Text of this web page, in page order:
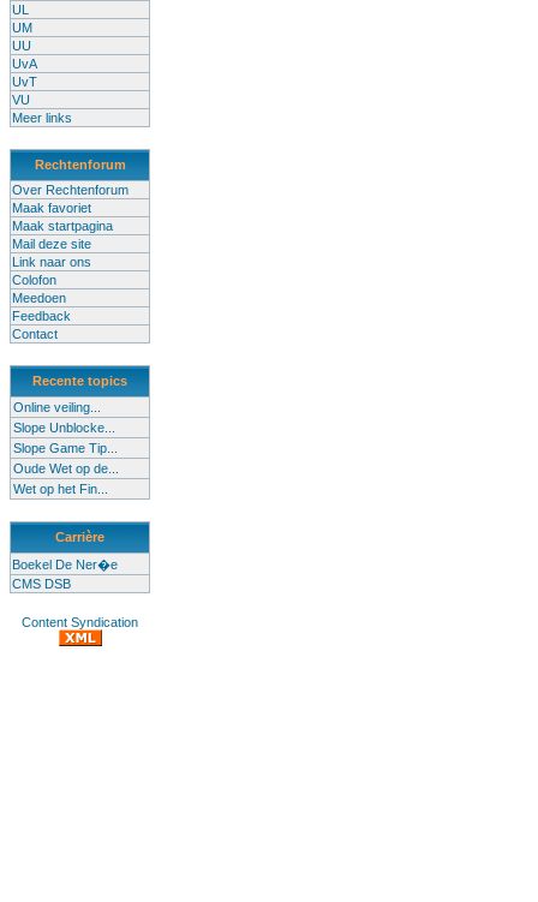
UL
UM
UU
UvA
UvT
VU
Meer links
Rechtenforum
Over Rechtenforum
Maak favoriet
Maak startpagina
Mail deze site
Link naar ons
Colofon
Meedoen
Feedback
Contact
Recente topics
Online veiling...
Slope Unblocke...
Slope Game Tip...
Oude Wet op de...
Wet op het Fin...
Carrière
Boekel De Ner�e
CMS DSB
Content Syndication